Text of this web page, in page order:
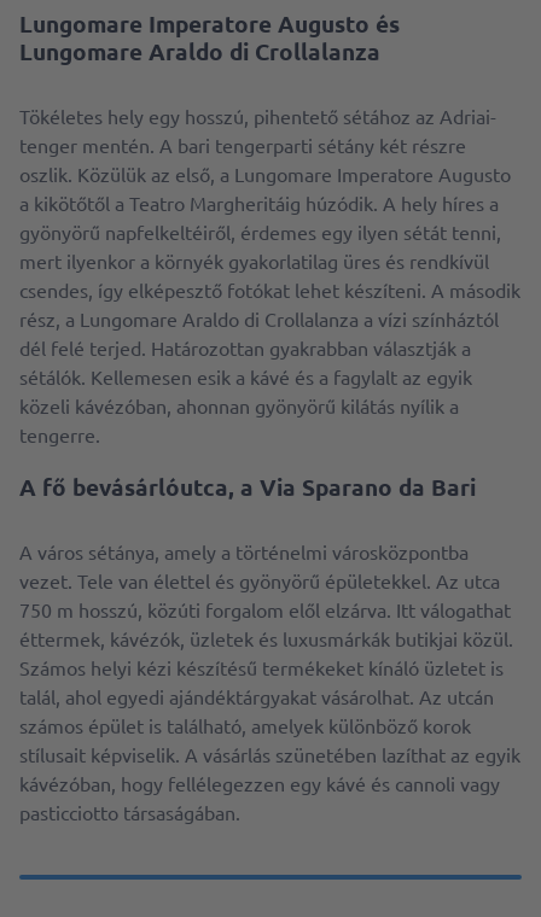
Lungomare Imperatore Augusto és
Lungomare Araldo di Crollalanza
Tökéletes hely egy hosszú, pihentető sétához az Adriai-
tenger mentén. A bari tengerparti sétány két részre
oszlik. Közülük az első, a Lungomare Imperatore Augusto
a kikötőtől a Teatro Margheritáig húzódik. A hely híres a
gyönyörű napfelkeltéiről, érdemes egy ilyen sétát tenni,
mert ilyenkor a környék gyakorlatilag üres és rendkívül
csendes, így elképesztő fotókat lehet készíteni. A második
rész, a Lungomare Araldo di Crollalanza a vízi színháztól
dél felé terjed. Határozottan gyakrabban választják a
sétálók. Kellemesen esik a kávé és a fagylalt az egyik
közeli kávézóban, ahonnan gyönyörű kilátás nyílik a
tengerre.
A fő bevásárlóutca, a Via Sparano da Bari
A város sétánya, amely a történelmi városközpontba
vezet. Tele van élettel és gyönyörű épületekkel. Az utca
750 m hosszú, közúti forgalom elől elzárva. Itt válogathat
éttermek, kávézók, üzletek és luxusmárkák butikjai közül.
Számos helyi kézi készítésű termékeket kínáló üzletet is
talál, ahol egyedi ajándéktárgyakat vásárolhat. Az utcán
számos épület is található, amelyek különböző korok
stílusait képviselik. A vásárlás szünetében lazíthat az egyik
kávézóban, hogy fellélegezzen egy kávé és cannoli vagy
pasticciotto társaságában.